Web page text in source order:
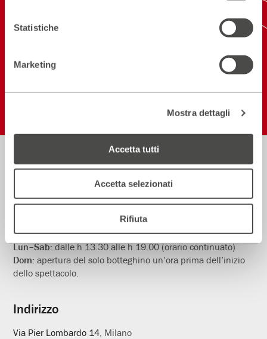
Statistiche
Marketing
Mostra dettagli
Accetta tutti
Accetta selezionati
Rifiuta
Informazioni
utili
Biglietteria
Orari in vigore dall’1 al 31 Luglio
Lun–Sab:dalle h 13.30 alle h 19.00 (orario continuato)
Dom:apertura del solo botteghino un’ora prima dell’inizio
dello spettacolo.
Indirizzo
Via Pier Lombardo 14 , Milano